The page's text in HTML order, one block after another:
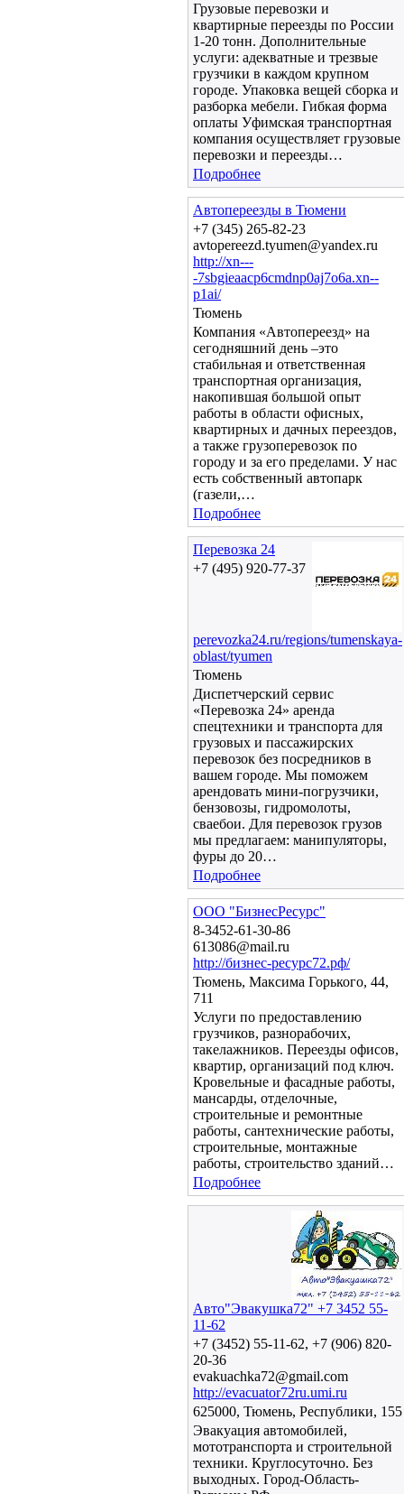
Грузовые перевозки и
квартирные переезды по России
1-20 тонн. Дополнительные
услуги: адекватные и трезвые
грузчики в каждом крупном
городе. Упаковка вещей сборка и
разборка мебели. Гибкая форма
оплаты Уфимская транспортная
компания осуществляет грузовые
перевозки и переезды…
Подробнее
Автопереезды в Тюмени
+7 (345) 265-82-23
avtopereezd.tyumen@yandex.ru
http://xn---
-7sbgieaacp6cmdnp0aj7o6a.xn--
p1ai/
Тюмень
Компания «Автопереезд» на
сегодняшний день –это
стабильная и ответственная
транспортная организация,
накопившая большой опыт
работы в области офисных,
квартирных и дачных переездов,
а также грузоперевозок по
городу и за его пределами. У нас
есть собственный автопарк
(газели,…
Подробнее
Перевозка 24
+7 (495) 920-77-37
perevozka24.ru/regions/tumenskaya-
oblast/tyumen
Тюмень
Диспетчерский сервис
«Перевозка 24» аренда
спецтехники и транспорта для
грузовых и пассажирских
перевозок без посредников в
вашем городе. Мы поможем
арендовать мини-погрузчики,
бензовозы, гидромолоты,
сваебои. Для перевозок грузов
мы предлагаем: манипуляторы,
фуры до 20…
Подробнее
ООО "БизнесРесурс"
8-3452-61-30-86
613086@mail.ru
http://бизнес-ресурс72.рф/
Тюмень, Максима Горького, 44,
711
Услуги по предоставлению
грузчиков, разнорабочих,
такелажников. Переезды офисов,
квартир, организаций под ключ.
Кровельные и фасадные работы,
мансарды, отделочные,
строительные и ремонтные
работы, сантехнические работы,
строительные, монтажные
работы, строительство зданий…
Подробнее
Авто"Эвакушка72" +7 3452 55-
11-62
+7 (3452) 55-11-62, +7 (906) 820-
20-36
evakuachka72@gmail.com
http://evacuator72ru.umi.ru
625000, Тюмень, Республики, 155
Эвакуация автомобилей,
мототранспорта и строительной
техники. Круглосуточно. Без
выходных. Город-Область-